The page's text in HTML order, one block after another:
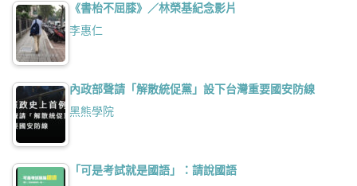
《書枱不屈膝》／林榮基紀念影片
李惠仁
內政部聲請「解散統促黨」設下台灣重要國安防線
黑熊學院
「可是考試就是國語」：請說國語